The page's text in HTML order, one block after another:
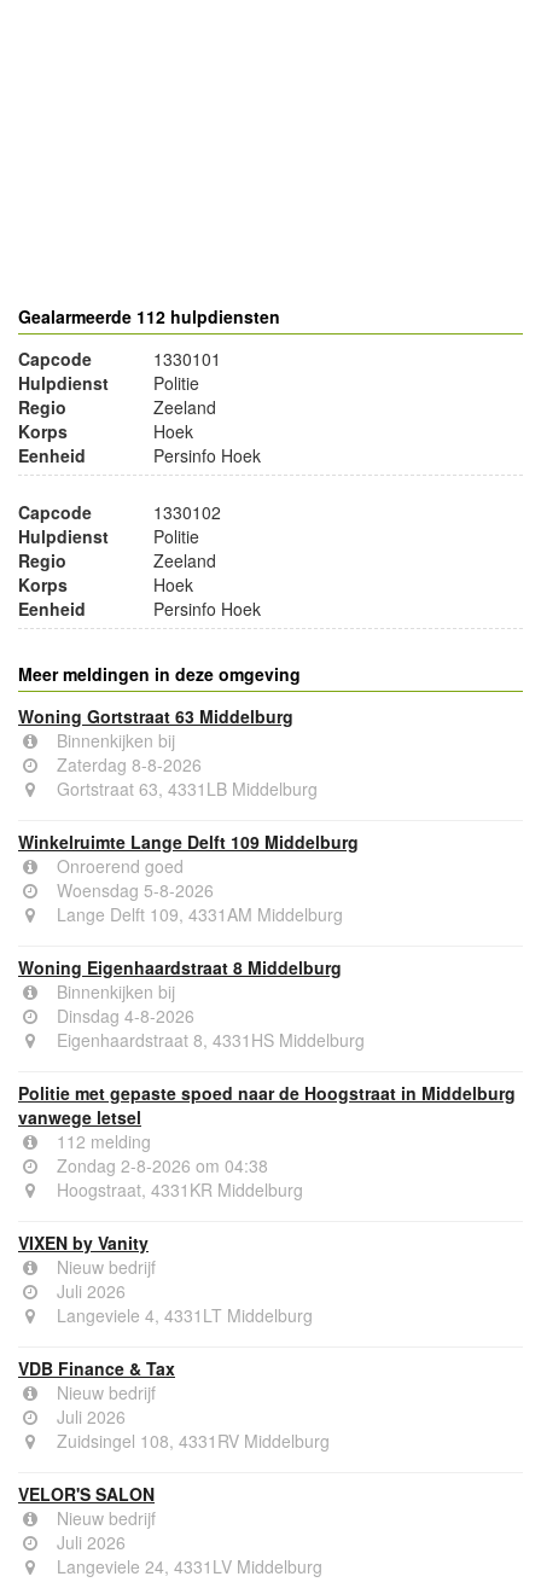
Gealarmeerde 112 hulpdiensten
Capcode
1330101
Hulpdienst
Politie
Regio
Zeeland
Korps
Hoek
Eenheid
Persinfo Hoek
Capcode
1330102
Hulpdienst
Politie
Regio
Zeeland
Korps
Hoek
Eenheid
Persinfo Hoek
Meer meldingen in deze omgeving
Woning Gortstraat 63 Middelburg
Binnenkijken bij
Zaterdag 8-8-2026
Gortstraat 63, 4331LB Middelburg
Winkelruimte Lange Delft 109 Middelburg
Onroerend goed
Woensdag 5-8-2026
Lange Delft 109, 4331AM Middelburg
Woning Eigenhaardstraat 8 Middelburg
Binnenkijken bij
Dinsdag 4-8-2026
Eigenhaardstraat 8, 4331HS Middelburg
Politie met gepaste spoed naar de Hoogstraat in Middelburg
vanwege letsel
112 melding
Zondag 2-8-2026 om 04:38
Hoogstraat, 4331KR Middelburg
VIXEN by Vanity
Nieuw bedrijf
Juli 2026
Langeviele 4, 4331LT Middelburg
VDB Finance & Tax
Nieuw bedrijf
Juli 2026
Zuidsingel 108, 4331RV Middelburg
VELOR'S SALON
Nieuw bedrijf
Juli 2026
Langeviele 24, 4331LV Middelburg